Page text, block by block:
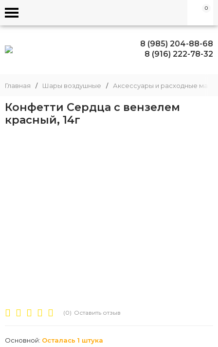
0
8 (985) 204-88-68
8 (916) 222-78-32
Главная / Шары воздушные / Аксессуары и расходные
Конфетти Сердца с вензелем
красный, 14г
(0) Оставить отзыв
Основной: Осталась 1 штука